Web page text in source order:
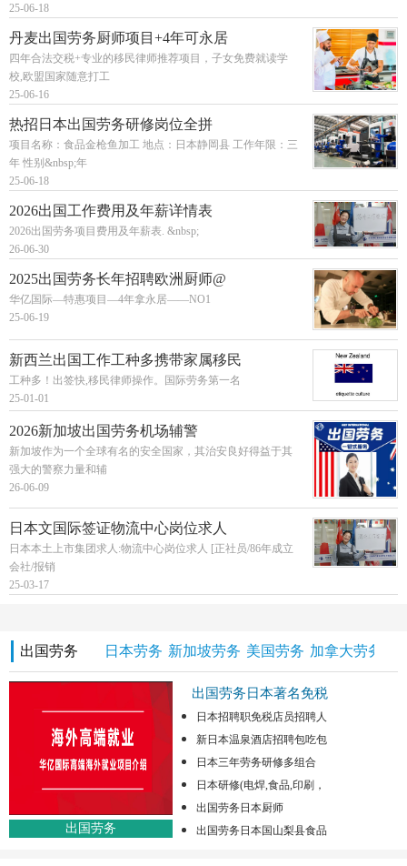
25-06-18
丹麦出国劳务厨师项目+4年可永居
四年合法交税+专业的移民律师推荐项目，子女免费就读学
校,欧盟国家随意打工
25-06-16
热招日本出国劳务研修岗位全拼
项目名称：食品金枪鱼加工 地点：日本静岡县 工作年限：三
年 性别&nbsp;年
25-06-18
2026出国工作费用及年薪详情表
2026出国劳务项目费用及年薪表. &nbsp;
26-06-30
2025出国劳务长年招聘欧洲厨师@
华亿国际—特惠项目—4年拿永居——NO1
25-06-19
新西兰出国工作工种多携带家属移民
工种多！出签快,移民律师操作。国际劳务第一名
25-01-01
2026新加坡出国劳务机场辅警
新加坡作为一个全球有名的安全国家，其治安良好得益于其
强大的警察力量和辅
26-06-09
日本文国际签证物流中心岗位求人
日本本土上市集团求人:物流中心岗位求人 [正社员/86年成立
会社/报销
25-03-17
出国劳务 日本劳务 新加坡劳务 美国劳务 加拿大劳务
出国劳务
出国劳务日本著名免税
日本招聘职免税店员招聘人
新日本温泉酒店招聘包吃包
日本三年劳务研修多组合
日本研修(电焊,食品,印刷，
出国劳务日本厨师
出国劳务日本国山梨县食品